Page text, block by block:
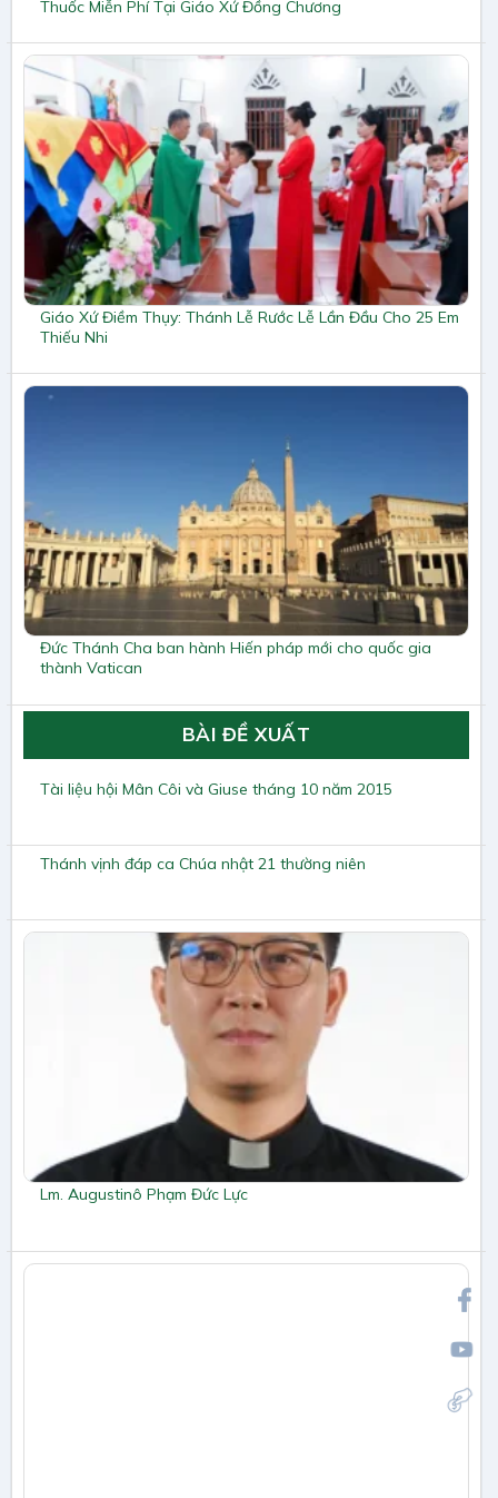
Thuốc Miễn Phí Tại Giáo Xứ Đồng Chương
Giáo Xứ Điềm Thụy: Thánh Lễ Rước Lễ Lần Đầu Cho 25 Em
Thiếu Nhi
Đức Thánh Cha ban hành Hiến pháp mới cho quốc gia
thành Vatican
BÀI ĐỀ XUẤT
Tài liệu hội Mân Côi và Giuse tháng 10 năm 2015
Thánh vịnh đáp ca Chúa nhật 21 thường niên
Lm. Augustinô Phạm Đức Lực